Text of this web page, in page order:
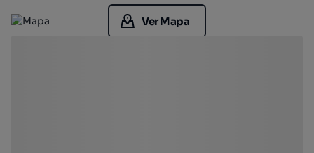
Ver Mapa